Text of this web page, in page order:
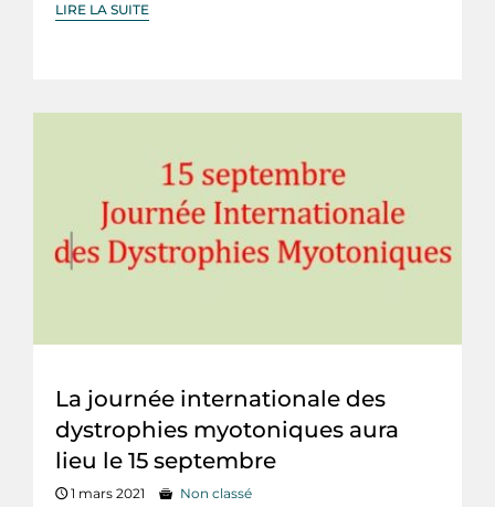
LIRE LA SUITE
La journée internationale des
dystrophies myotoniques aura
lieu le 15 septembre
1 mars 2021
Non classé